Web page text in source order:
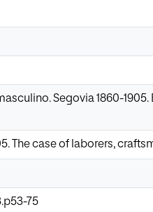
Segovia 1860-1905.
The case of laborers,
75